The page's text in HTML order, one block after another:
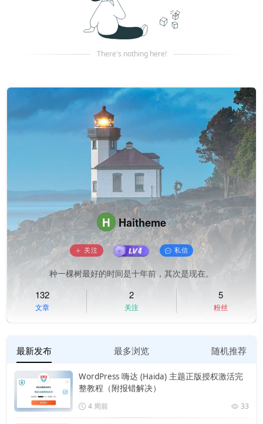
There's nothing here!
H Haitheme
关注 私信
种一棵树最好的时间是十年前，其次是现在。
132
文章
2
关注
5
粉丝
最新发布 最多浏览 随机推荐
WordPress 嗨达 (Haida) 主题正版授权激活完
整教程（附报错解决）
4 周前 33